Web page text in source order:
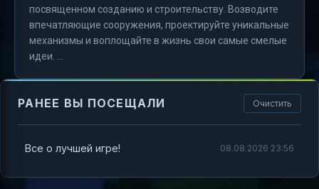
посвященном созданию и строительству. Возводите
впечатляющие сооружения, проектируйте уникальные
механизмы и воплощайте в жизнь свои самые смелые
идеи. ...
РАНЕЕ ВЫ ПОСЕЩАЛИ Очистить
Все о лучшей игре! 08.08.2026 23:56